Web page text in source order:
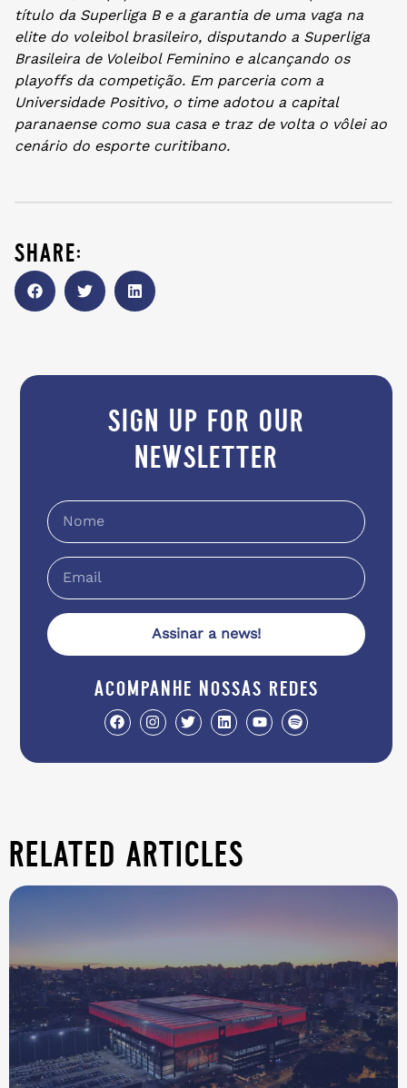
título da Superliga B e a garantia de uma vaga na
elite do voleibol brasileiro, disputando a Superliga
Brasileira de Voleibol Feminino e alcançando os
playoffs da competição. Em parceria com a
Universidade Positivo, o time adotou a capital
paranaense como sua casa e traz de volta o vôlei ao
cenário do esporte curitibano.
share:
sign up for our
newsletter
Assinar a news!
acompanhe nossas redes
related articles